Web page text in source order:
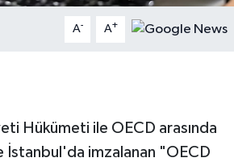
A- A+
Hükümeti ile OECD arasında
imzalanan "OECD